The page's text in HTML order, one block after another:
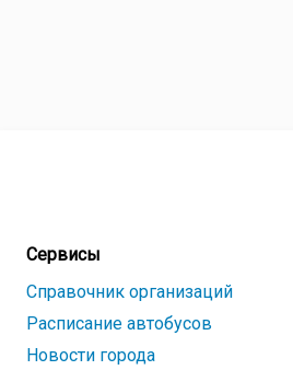
Сервисы
Справочник организаций
Расписание автобусов
Новости города